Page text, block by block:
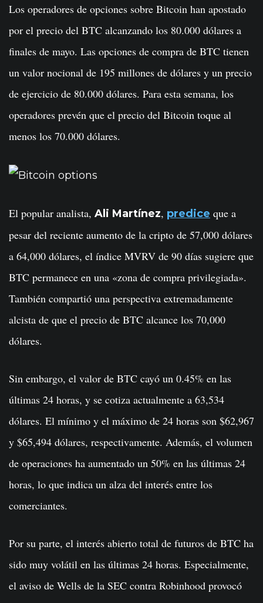
Los operadores de opciones sobre Bitcoin han apostado
por el precio del BTC alcanzando los 80.000 dólares a
finales de mayo. Las opciones de compra de BTC tienen
un valor nocional de 195 millones de dólares y un precio
de ejercicio de 80.000 dólares. Para esta semana, los
operadores prevén que el precio del Bitcoin toque al
menos los 70.000 dólares.
El popular analista, Ali Martínez, predice que a
pesar del reciente aumento de la cripto de 57,000 dólares
a 64,000 dólares, el índice MVRV de 90 días sugiere que
BTC permanece en una «zona de compra privilegiada».
También compartió una perspectiva extremadamente
alcista de que el precio de BTC alcance los 70,000
dólares.
Sin embargo, el valor de BTC cayó un 0.45% en las
últimas 24 horas, y se cotiza actualmente a 63,534
dólares. El mínimo y el máximo de 24 horas son $62,967
y $65,494 dólares, respectivamente. Además, el volumen
de operaciones ha aumentado un 50% en las últimas 24
horas, lo que indica un alza del interés entre los
comerciantes.
Por su parte, el interés abierto total de futuros de BTC ha
sido muy volátil en las últimas 24 horas. Especialmente,
el aviso de Wells de la SEC contra Robinhood provocó